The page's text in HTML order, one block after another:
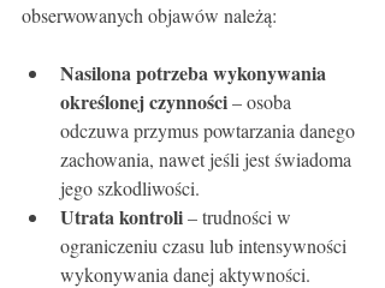
obserwowanych objawów należą:
Nasilona potrzeba wykonywania
określonej czynności – osoba
odczuwa przymus powtarzania danego
zachowania, nawet jeśli jest świadoma
jego szkodliwości.
Utrata kontroli – trudności w
ograniczeniu czasu lub intensywności
wykonywania danej aktywności.